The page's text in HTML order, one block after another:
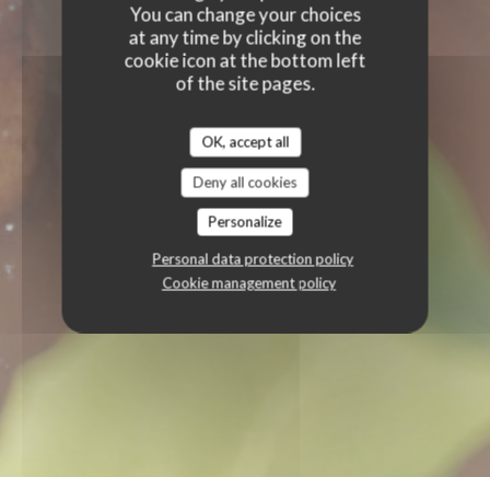
You can change your choices
at any time by clicking on the
cookie icon at the bottom left
of the site pages.
OK, accept all
Deny all cookies
Personalize
Personal data protection policy
Cookie management policy